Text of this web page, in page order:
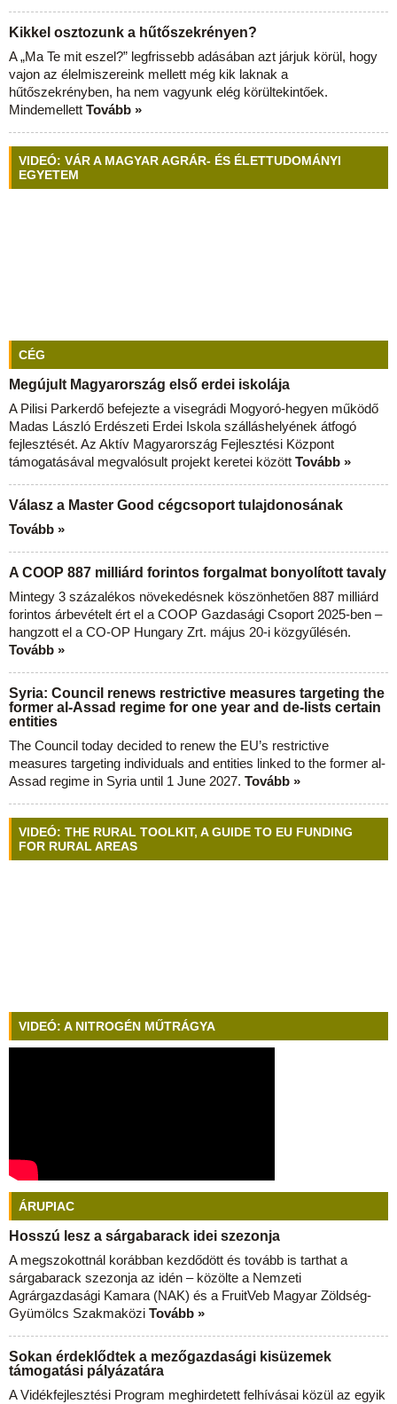
Kikkel osztozunk a hűtőszekrényen?
A „Ma Te mit eszel?” legfrissebb adásában azt járjuk körül, hogy
vajon az élelmiszereink mellett még kik laknak a
hűtőszekrényben, ha nem vagyunk elég körültekintőek.
Mindemellett Tovább »
VIDEÓ: VÁR A MAGYAR AGRÁR- ÉS ÉLETTUDOMÁNYI
EGYETEM
CÉG
Megújult Magyarország első erdei iskolája
A Pilisi Parkerdő befejezte a visegrádi Mogyoró-hegyen működő
Madas László Erdészeti Erdei Iskola szálláshelyének átfogó
fejlesztését. Az Aktív Magyarország Fejlesztési Központ
támogatásával megvalósult projekt keretei között Tovább »
Válasz a Master Good cégcsoport tulajdonosának
Tovább »
A COOP 887 milliárd forintos forgalmat bonyolított tavaly
Mintegy 3 százalékos növekedésnek köszönhetően 887 milliárd
forintos árbevételt ért el a COOP Gazdasági Csoport 2025-ben –
hangzott el a CO-OP Hungary Zrt. május 20-i közgyűlésén.
Tovább »
Syria: Council renews restrictive measures targeting the
former al-Assad regime for one year and de-lists certain
entities
The Council today decided to renew the EU’s restrictive
measures targeting individuals and entities linked to the former al-
Assad regime in Syria until 1 June 2027. Tovább »
VIDEÓ: THE RURAL TOOLKIT, A GUIDE TO EU FUNDING
FOR RURAL AREAS
VIDEÓ: A NITROGÉN MŰTRÁGYA
ÁRUPIAC
Hosszú lesz a sárgabarack idei szezonja
A megszokottnál korábban kezdődött és tovább is tarthat a
sárgabarack szezonja az idén – közölte a Nemzeti
Agrárgazdasági Kamara (NAK) és a FruitVeb Magyar Zöldség-
Gyümölcs Szakmaközi Tovább »
Sokan érdeklődtek a mezőgazdasági kisüzemek
támogatási pályázatára
A Vidékfejlesztési Program meghirdetett felhívásai közül az egyik